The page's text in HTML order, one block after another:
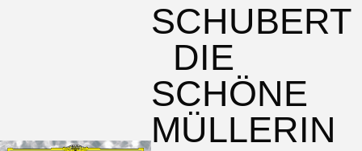
SCHUBERT
DIE
SCHÖNE
MÜLLERIN